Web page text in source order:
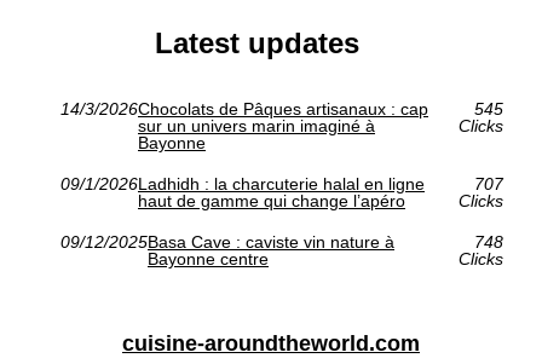
Latest updates
14/3/2026Chocolats de Pâques artisanaux : cap
sur un univers marin imaginé à
Bayonne
545
Clicks
09/1/2026Ladhidh : la charcuterie halal en ligne
haut de gamme qui change l’apéro
707
Clicks
09/12/2025Basa Cave : caviste vin nature à
Bayonne centre
748
Clicks
cuisine-aroundtheworld.com